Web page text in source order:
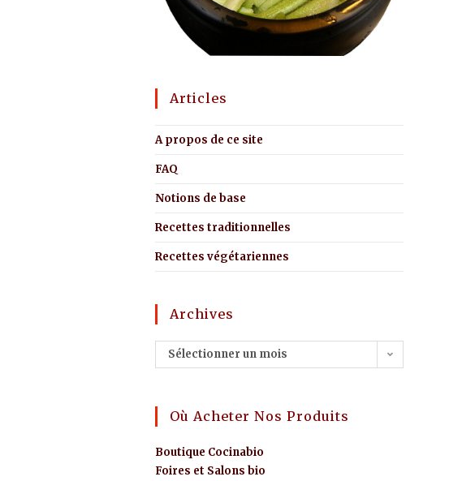
Articles
A propos de ce site
FAQ
Notions de base
Recettes traditionnelles
Recettes végétariennes
Archives
Sélectionner un mois
Où Acheter Nos Produits
Boutique Cocinabio
Foires et Salons bio